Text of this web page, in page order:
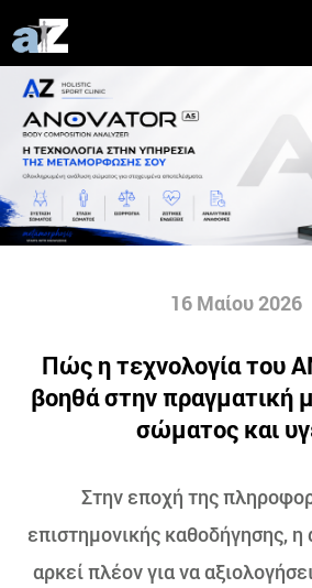
16 Μαίου 2026
Πώς η τεχνολογία του
βοηθά στην
σώματος και
Στην εποχή της
επιστημονικής καθοδήγησης, η
αρκεί πλέον για να